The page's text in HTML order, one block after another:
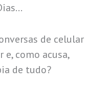
de celular
como acusa,
de tudo?